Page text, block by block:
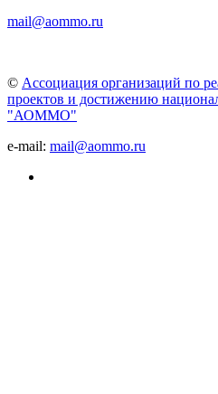
mail@aommo.ru
© Ассоциация организаций по
проектов и достижению
"АОММО"
e-mail: mail@aommo.ru